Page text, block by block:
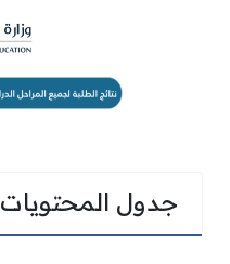
جدول المحتويات